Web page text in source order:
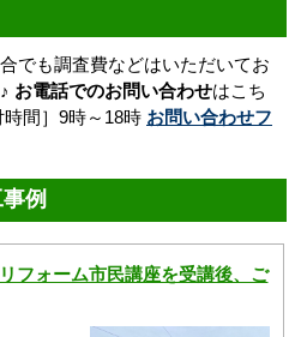
でも調査費などはいただいてお
お電話でのお問い合わせはこち
時間］9時～18時 お問い合わせフ
例
フォーム市民講座を受講後、ご